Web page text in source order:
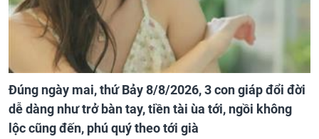
Đúng ngày mai, thứ Bảy 8/8/2026, 3 con giáp đổi đời
dễ dàng như trở bàn tay, tiền tài ùa tới, ngồi không
lộc cũng đến, phú quý theo tới già